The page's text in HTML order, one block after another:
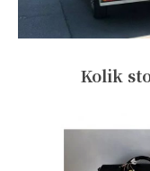
Kolik